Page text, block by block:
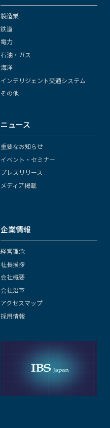
製造業
鉄道
電力
石油・ガス
海洋
インテリジェント交通システム
その他
ニュース
重要なお知らせ
イベント・セミナー
プレスリリース
メディア掲載
企業情報
経営理念
社長挨拶
会社概要
会社沿革
アクセスマップ
採用情報